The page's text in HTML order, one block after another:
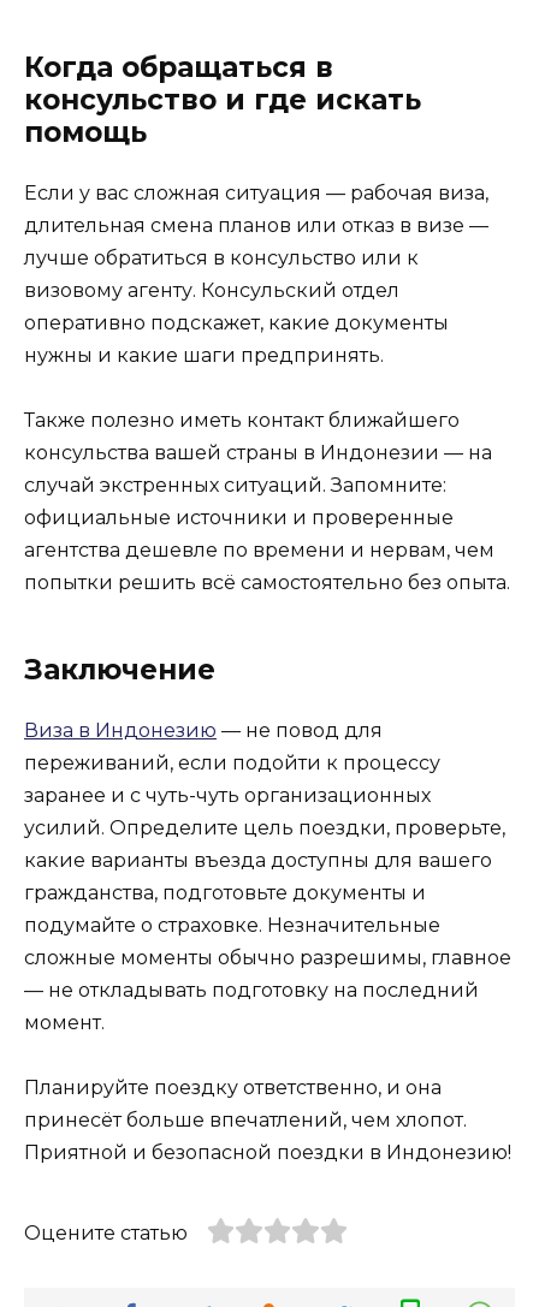
Когда обращаться в
консульство и где искать
помощь
Если у вас сложная ситуация — рабочая виза,
длительная смена планов или отказ в визе —
лучше обратиться в консульство или к
визовому агенту. Консульский отдел
оперативно подскажет, какие документы
нужны и какие шаги предпринять.
Также полезно иметь контакт ближайшего
консульства вашей страны в Индонезии — на
случай экстренных ситуаций. Запомните:
официальные источники и проверенные
агентства дешевле по времени и нервам, чем
попытки решить всё самостоятельно без опыта.
Заключение
Виза в Индонезию — не повод для
переживаний, если подойти к процессу
заранее и с чуть-чуть организационных
усилий. Определите цель поездки, проверьте,
какие варианты въезда доступны для вашего
гражданства, подготовьте документы и
подумайте о страховке. Незначительные
сложные моменты обычно разрешимы, главное
— не откладывать подготовку на последний
момент.
Планируйте поездку ответственно, и она
принесёт больше впечатлений, чем хлопот.
Приятной и безопасной поездки в Индонезию!
Оцените статью